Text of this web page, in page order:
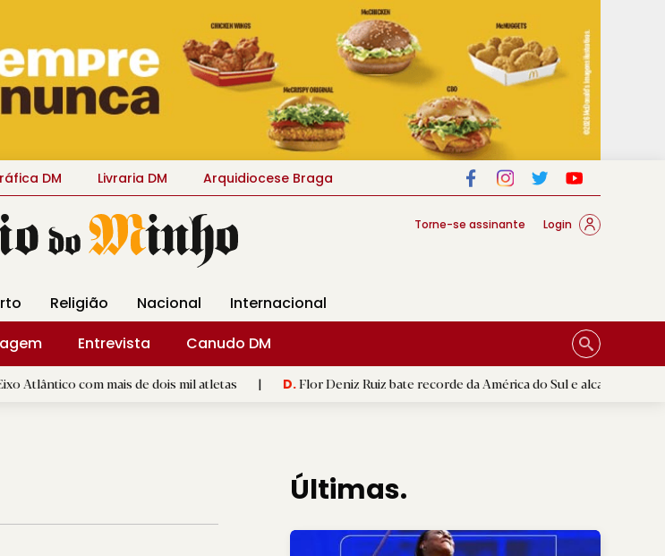
DM Livraria DM Arquidiocese Braga
Torne-se assinante Login
Religião Nacional
Internacional
Entrevista
Canudo DM
mais de dois mil atletas | D.Flor Deniz Ruiz bate recorde da América do Sul e alcança segunda melhor
Últimas.